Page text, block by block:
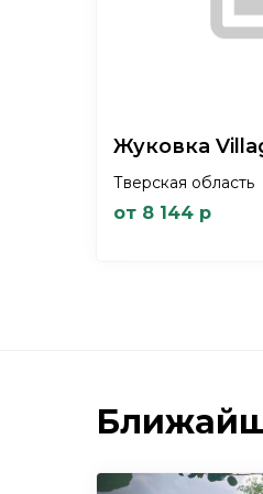
Жуковка
Тверская область
от 8 144 р